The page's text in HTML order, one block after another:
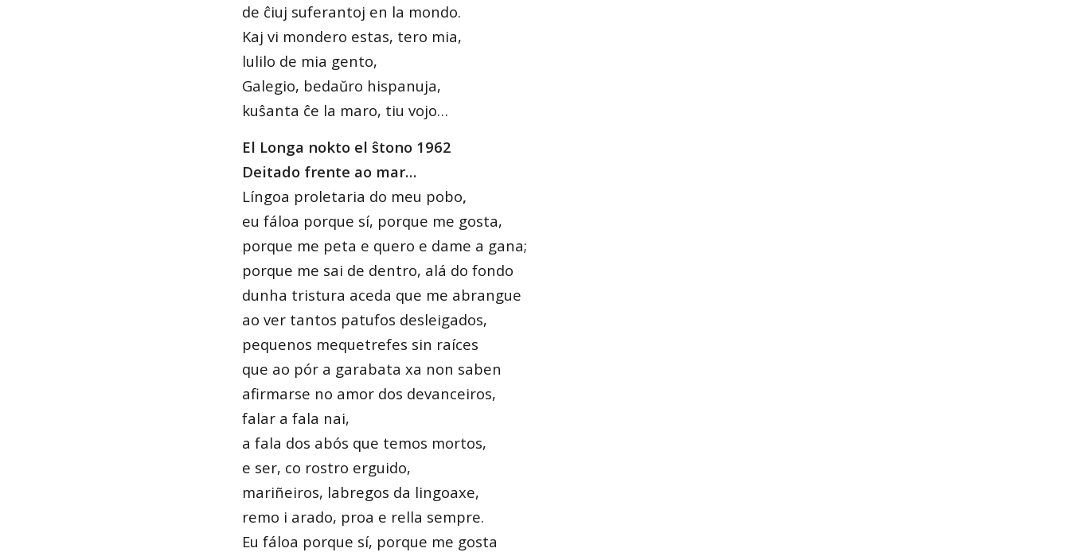
de ĉiuj suferantoj en la mondo.
Kaj vi mondero estas, tero mia,
lulilo de mia gento,
Galegio, bedaŭro hispanuja,
kuŝanta ĉe la maro, tiu vojo…
El Longa nokto el ŝtono 1962
Deitado frente ao mar…
Língoa proletaria do meu pobo,
eu fáloa porque sí, porque me gosta,
porque me peta e quero e dame a gana;
porque me sai de dentro, alá do fondo
dunha tristura aceda que me abrangue
ao ver tantos patufos desleigados,
pequenos mequetrefes sin raíces
que ao pór a garabata xa non saben
afirmarse no amor dos devanceiros,
falar a fala nai,
a fala dos abós que temos mortos,
e ser, co rostro erguido,
mariñeiros, labregos da lingoaxe,
remo i arado, proa e rella sempre.
Eu fáloa porque sí, porque me gosta